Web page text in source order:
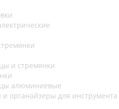
и стремянки
алюминиевые
органайзеры для инструмента